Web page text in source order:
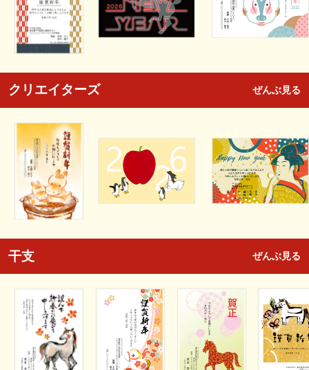
クリエイターズ ぜんぶ見る
干支 ぜんぶ見る